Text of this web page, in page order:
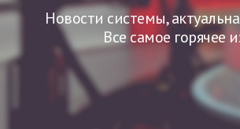
Новости системы,
Все самое горячее